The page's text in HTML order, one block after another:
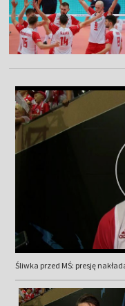
Śliwka przed MŚ: presję